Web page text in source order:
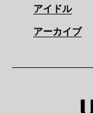
アイドル
アーカイブ